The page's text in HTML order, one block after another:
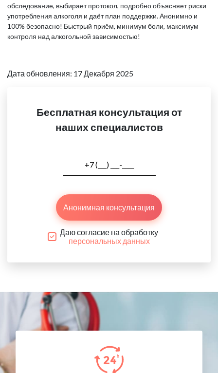
обследование, выбирает протокол, подробно объясняет риски
употребления алкоголя и даёт план поддержки. Анонимно и
100% безопасно! Быстрый приём, минимум боли, максимум
контроля над алкогольной зависимостью!
Дата обновления: 17 Декабря 2025
Бесплатная консультация от
наших специалистов
Анонимная консультация
Даю согласие на обработку
персональных данных